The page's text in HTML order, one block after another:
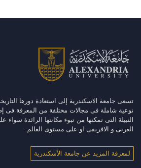
تسعى جامعة الاسكندرية إلى استعادة دورها
نوعية شاملة فى مجالات مختلفة من المعرفة فى
النبيلة التى تمكنها من تبوء مكانتها الرائدة سواء
العربى و الافريقى او على مستوى العالم.
لمعرفة المزيد عن جامعة الأسكندرية